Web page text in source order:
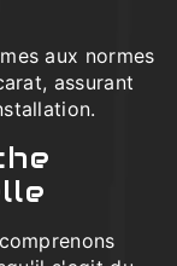
aux normes
assurant